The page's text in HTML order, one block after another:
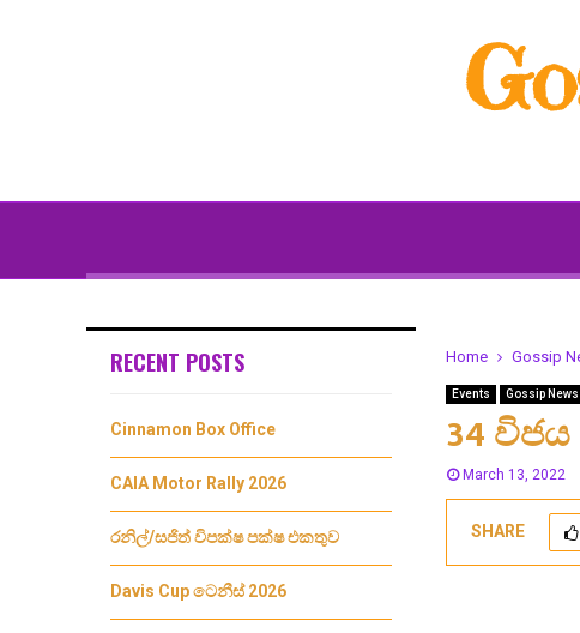
Home Gossip
Events Gossip News
34
March 13, 2022
SHARE
RECENT POSTS
Cinnamon Box Office
CAIA Motor Rally 2026
රනිල්/සජිත් විපක්ෂ පක්ෂ එකතුව
Davis Cup ටෙනීස් 2026